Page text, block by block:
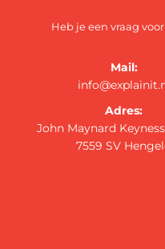
Heb je een vraag
Mail:
Adres:
John Maynard
7559 SV